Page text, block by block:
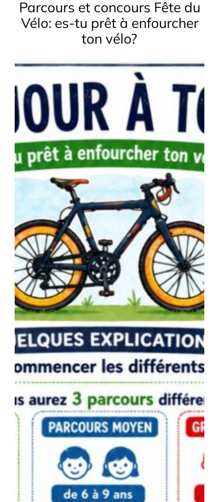
Parcours et concours Fête du
Vélo: es-tu prêt à enfourcher
ton vélo?